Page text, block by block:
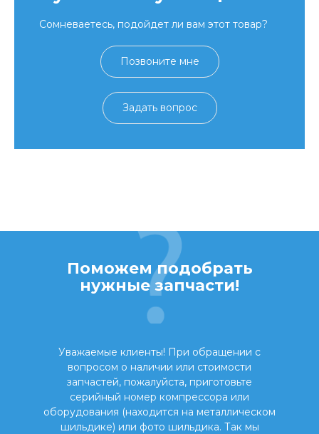
Сомневаетесь, подойдет ли вам этот товар?
Позвоните мне
Задать вопрос
Поможем подобрать
нужные запчасти!
Уважаемые клиенты! При обращении с
вопросом о наличии или стоимости
запчастей, пожалуйста, приготовьте
серийный номер компрессора или
оборудования (находится на металлическом
шильдике) или фото шильдика. Так мы